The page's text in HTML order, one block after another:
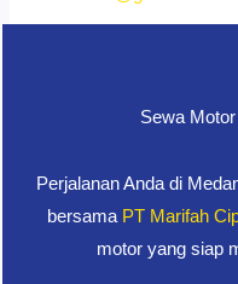
Sewa
Perjalanan Anda di
bersama PT Marifah
motor yang siap